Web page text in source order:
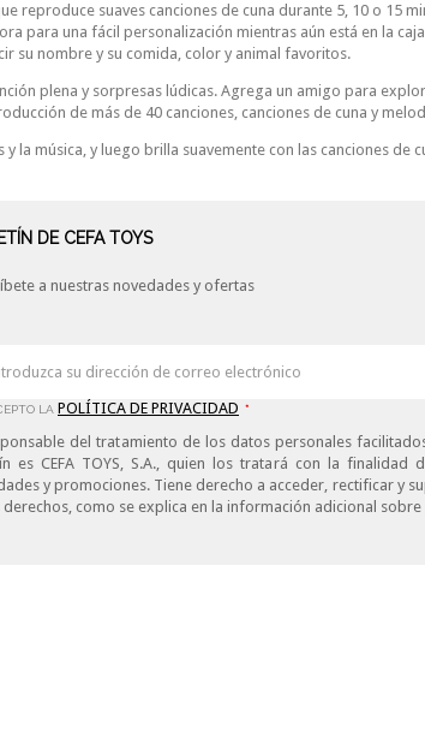
reproduce suaves canciones de cuna durante 5, 10 o 15
para una fácil personalización mientras aún está en la
su nombre y su comida, color y animal favoritos.
plena y sorpresas lúdicas. Agrega un amigo para
de más de 40 canciones, canciones de cuna y
la música, y luego brilla suavemente con las canciones de
DE CEFA TOYS
a nuestras novedades y ofertas
LA POLÍTICA DE PRIVACIDAD *
del tratamiento de los datos personales
es CEFA TOYS, S.A., quien los tratará con la finalidad
y promociones. Tiene derecho a acceder, rectificar y
como se explica en la información adicional